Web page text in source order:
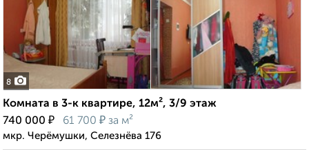
8
Комната в 3-к квартире, 12м², 3/9 этаж
740 000 ₽ 61 700 ₽ за м²
мкр. Черёмушки, Селезнёва 176